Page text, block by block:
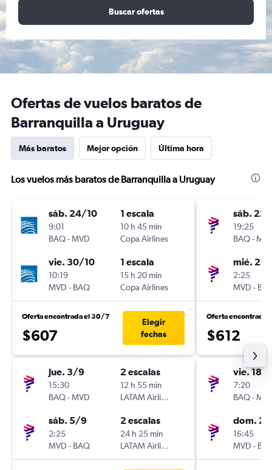
Buscar ofertas
Ofertas de vuelos baratos de
Barranquilla a Uruguay
Más baratos Mejor opción Última hora
Los vuelos más baratos de Barranquilla a Uruguay
sáb. 24/10
9:01
BAQ-MVD
1 escala
10 h 45 min
Copa Airlines
vie. 30/10
10:19
MVD - BAQ
1 escala
15 h 20 min
Copa Airlines
Oferta encontrada el 30/7
$607
Elegir
fechas
jue. 3/9
15:30
BAQ-MVD
2 escalas
12 h 55 min
LATAM Airlines
sáb. 5/9
2:25
MVD - BAQ
2 escalas
24 h 25 min
LATAM Airlines
sáb.
19:25
BAQ-
mié.
2:25
MVD -
Oferta encontrada
$612
vie. 18/
7:20
BAQ-
dom.
16:45
MVD -